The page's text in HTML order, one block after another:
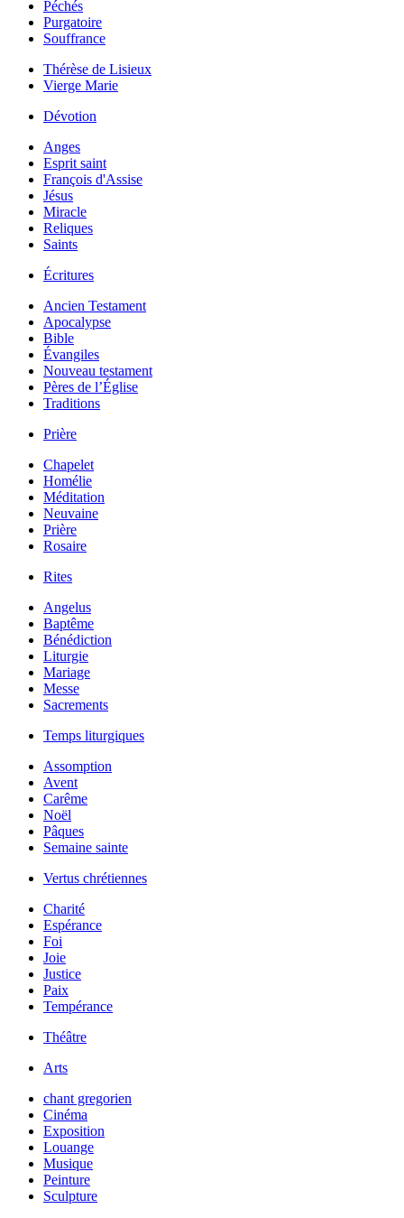
Péchés
Purgatoire
Souffrance
Thérèse de Lisieux
Vierge Marie
Dévotion
Anges
Esprit saint
François d'Assise
Jésus
Miracle
Reliques
Saints
Écritures
Ancien Testament
Apocalypse
Bible
Évangiles
Nouveau testament
Pères de l’Église
Traditions
Prière
Chapelet
Homélie
Méditation
Neuvaine
Prière
Rosaire
Rites
Angelus
Baptême
Bénédiction
Liturgie
Mariage
Messe
Sacrements
Temps liturgiques
Assomption
Avent
Carême
Noël
Pâques
Semaine sainte
Vertus chrétiennes
Charité
Espérance
Foi
Joie
Justice
Paix
Tempérance
Théâtre
Arts
chant gregorien
Cinéma
Exposition
Louange
Musique
Peinture
Sculpture